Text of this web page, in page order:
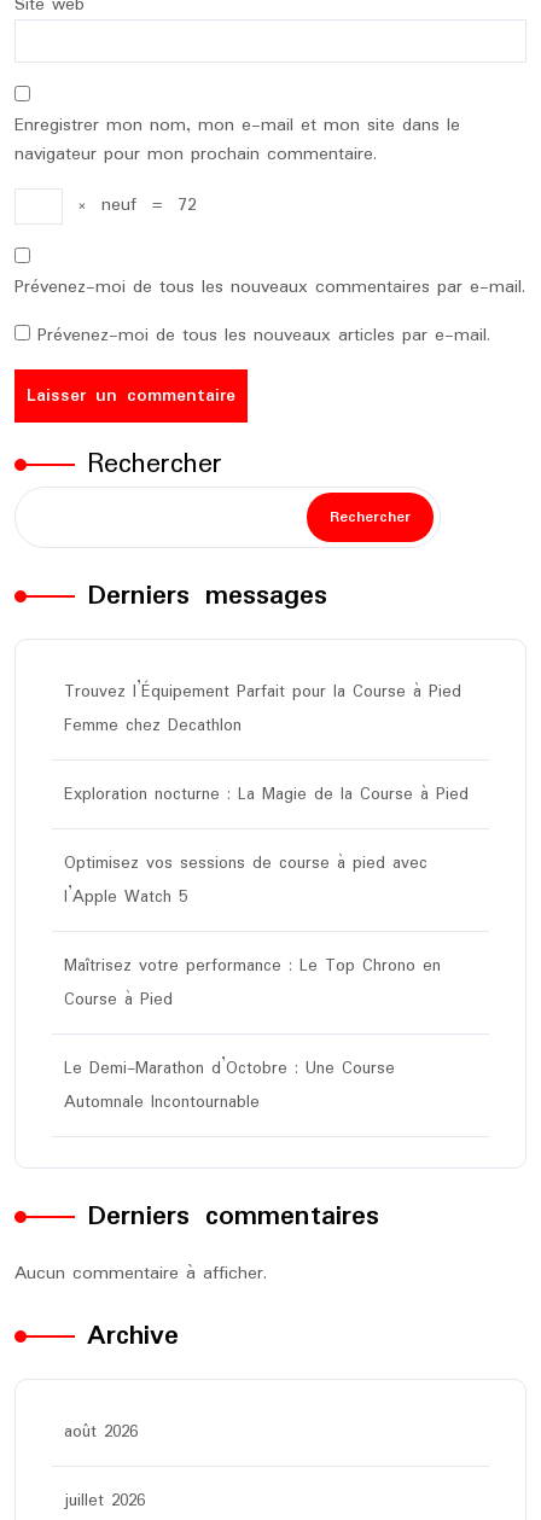
Enregistrer mon nom, mon e-mail et mon site dans le
navigateur pour mon prochain commentaire.
× neuf = 72
Prévenez-moi de tous les nouveaux commentaires par e-mail.
Prévenez-moi de tous les nouveaux articles par e-mail.
Rechercher
Rechercher
Derniers messages
Trouvez l’Équipement Parfait pour la Course à Pied
Femme chez Decathlon
Exploration nocturne : La Magie de la Course à Pied
Optimisez vos sessions de course à pied avec
l’Apple Watch 5
Maîtrisez votre performance : Le Top Chrono en
Course à Pied
Le Demi-Marathon d’Octobre : Une Course
Automnale Incontournable
Derniers commentaires
Aucun commentaire à afficher.
Archive
août 2026
juillet 2026